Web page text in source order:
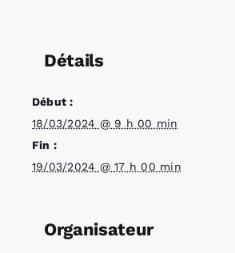
Détails
Début :
18/03/2024 @ 9 h 00 min
Fin :
19/03/2024 @ 17 h 00 min
Organisateur